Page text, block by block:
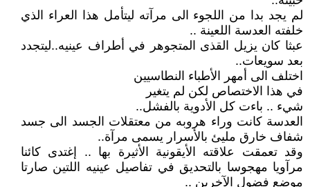
لم يجد بدا من اللجوء الى مرآته ليتأمل هذا العراء الذي
خلفته العدسة اللعينة ..
عبثا كان يزيل القذى المتجوهر في أطراف عينيه..ليتجدد
بعد سويعات..
اختلف الى أمهر الأطباء النطاسيين
في هذا الاختصاص لكن لم يتغير
شيء .. باءت كل الأدوية بالفشل..
العدسة كانت وراء هروبه من معتقلات الجسد الى جسد
شفاف خارق مليئ بالأسرار يسمى مرآة..
وقد تعمقت علاقته الأيقونية الأثيرة بها .. إغتدى كائنا
مرآويا مهجوسا بالتحديق في تفاصيل عينيه اللتين صارتا
موضع فضول الآخرين ..